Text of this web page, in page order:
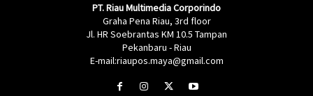
PT. Riau Multimedia Corporindo
Graha Pena Riau, 3rd floor
Jl. HR Soebrantas KM 10.5 Tampan
Pekanbaru - Riau
E-mail:riaupos.maya@gmail.com